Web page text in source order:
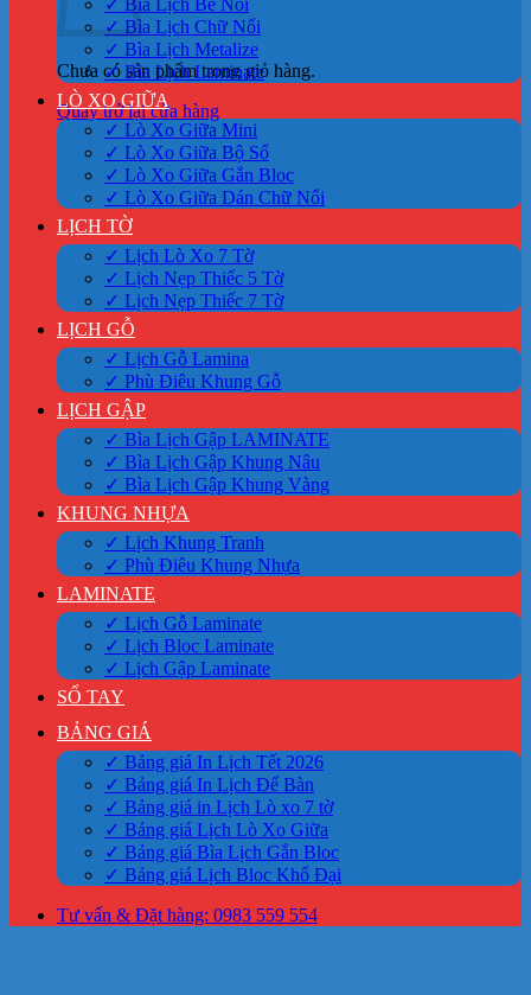
Chưa có sản phẩm trong giỏ hàng.
Quay trở lại cửa hàng
✓ Bìa Lịch Bế Nổi
✓ Bìa Lịch Chữ Nổi
✓ Bìa Lịch Metalize
✓ Bìa Lịch Laminate
LÒ XO GIỮA
✓ Lò Xo Giữa Mini
✓ Lò Xo Giữa Bộ Số
✓ Lò Xo Giữa Gắn Bloc
✓ Lò Xo Giữa Dán Chữ Nổi
LỊCH TỜ
✓ Lịch Lò Xo 7 Tờ
✓ Lịch Nẹp Thiếc 5 Tờ
✓ Lịch Nẹp Thiếc 7 Tờ
LỊCH GỖ
✓ Lịch Gỗ Lamina
✓ Phù Điêu Khung Gỗ
LỊCH GẬP
✓ Bìa Lịch Gập LAMINATE
✓ Bìa Lịch Gập Khung Nâu
✓ Bìa Lịch Gập Khung Vàng
KHUNG NHỰA
✓ Lịch Khung Tranh
✓ Phù Điêu Khung Nhựa
LAMINATE
✓ Lịch Gỗ Laminate
✓ Lịch Bloc Laminate
✓ Lịch Gập Laminate
SỔ TAY
BẢNG GIÁ
✓ Bảng giá In Lịch Tết 2026
✓ Bảng giá In Lịch Để Bàn
✓ Bảng giá in Lịch Lò xo 7 tờ
✓ Bảng giá Lịch Lò Xo Giữa
✓ Bảng giá Bìa Lịch Gắn Bloc
✓ Bảng giá Lịch Bloc Khổ Đại
Tư vấn & Đặt hàng: 0983 559 554